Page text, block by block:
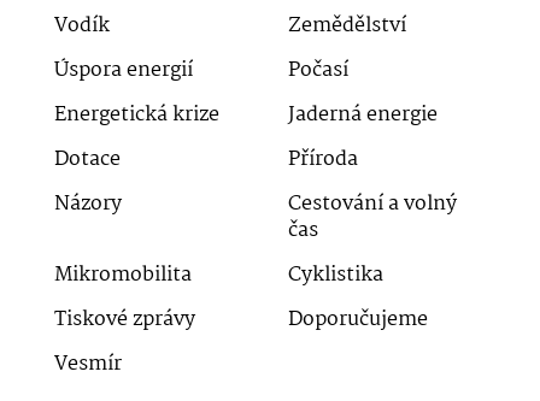
Vodík
Zemědělství
Úspora energií
Počasí
Energetická krize
Jaderná energie
Dotace
Příroda
Názory
Cestování a volný
čas
Mikromobilita
Cyklistika
Tiskové zprávy
Doporučujeme
Vesmír